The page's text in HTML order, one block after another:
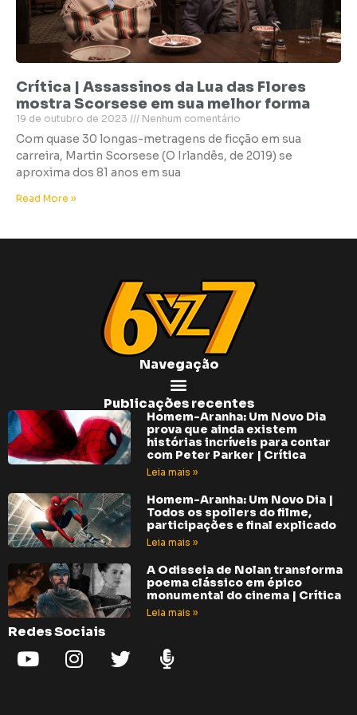
Crítica | Assassinos da Lua das Flores
mostra Scorsese em sua melhor forma
19 de outubro de 2023 Nenhum comentário
Com quase 30 longas-metragens de ficção em sua
carreira, Martin Scorsese (O Irlandês, de 2019) se
aproxima dos 81 anos em sua
Read More »
Navegação
Publicações recentes
Homem-Aranha: Um Novo Dia
prova que ainda existem
histórias incríveis para contar
com Peter Parker | Crítica
Leia mais »
Homem-Aranha: Um Novo Dia |
Todos os spoilers do filme,
participações e final explicado
Leia mais »
A Odisseia de Nolan transforma
poema clássico em épico
monumental do cinema | Crítica
Leia mais »
Redes Sociais